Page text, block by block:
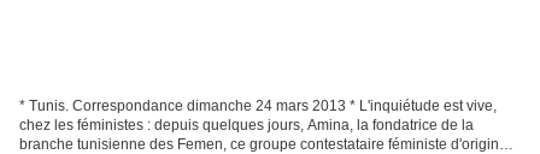
* Tunis. Correspondance dimanche 24 mars 2013 * L'inquiétude est vive,
chez les féministes : depuis quelques jours, Amina, la fondatrice de la
branche tunisienne des Femen, ce groupe contestataire féministe d'origine